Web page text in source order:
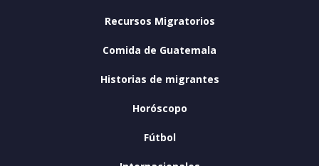
Recursos Migratorios
Comida de Guatemala
Historias de migrantes
Horóscopo
Fútbol